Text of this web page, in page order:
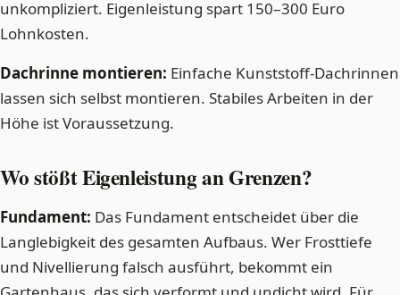
unkompliziert. Eigenleistung spart 150–300 Euro
Lohnkosten.
Dachrinne montieren: Einfache Kunststoff-Dachrinnen
lassen sich selbst montieren. Stabiles Arbeiten in der
Höhe ist Voraussetzung.
Wo stößt Eigenleistung an Grenzen?
Fundament: Das Fundament entscheidet über die
Langlebigkeit des gesamten Aufbaus. Wer Frosttiefe
und Nivellierung falsch ausführt, bekommt ein